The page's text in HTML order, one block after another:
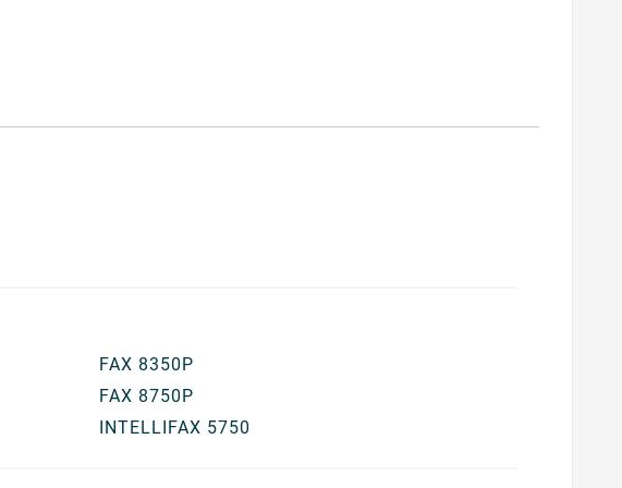
FAX 8350P
FAX 8750P
INTELLIFAX 5750